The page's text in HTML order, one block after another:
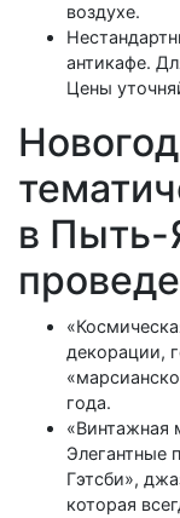
воздухе.
антикафе.
Цены
в Пыть-
декорации,
года.
«Винтажная
Элегантные
Гэтсби»,
которая